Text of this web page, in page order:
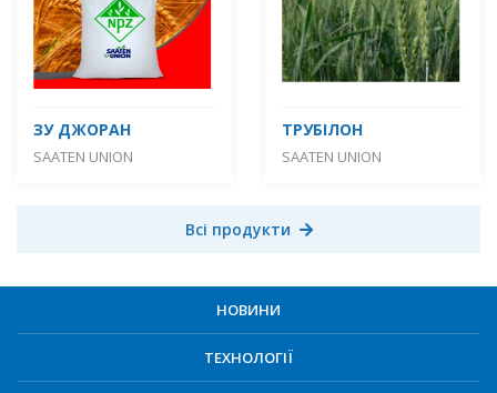
ЗУ ДЖОРАН
SAATEN UNION
ТРУБІЛОН
SAATEN UNION
Всі продукти
НОВИНИ
ТЕХНОЛОГІЇ